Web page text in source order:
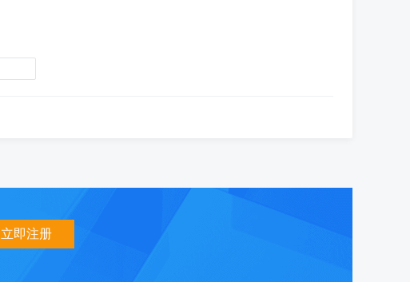
立即注册